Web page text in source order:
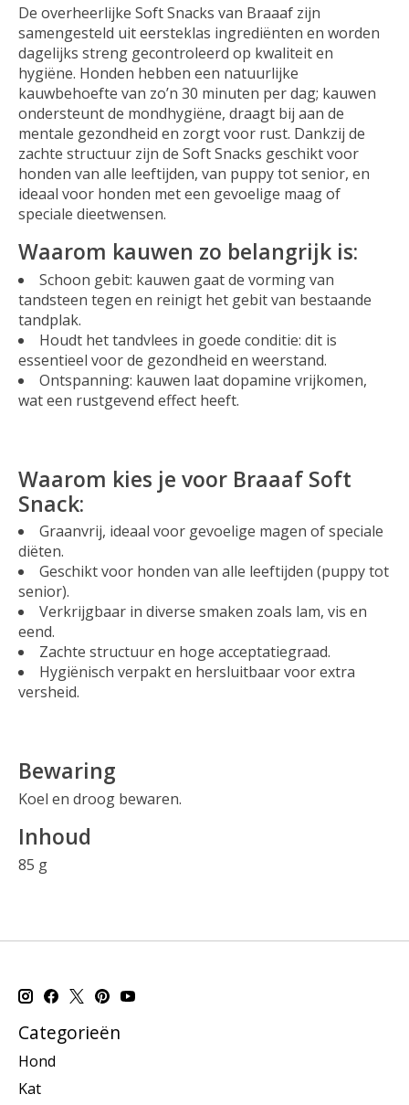
De overheerlijke Soft Snacks van Braaaf zijn
samengesteld uit eersteklas ingrediënten en worden
dagelijks streng gecontroleerd op kwaliteit en
hygiëne. Honden hebben een natuurlijke
kauwbehoefte van zo’n 30 minuten per dag; kauwen
ondersteunt de mondhygiëne, draagt bij aan de
mentale gezondheid en zorgt voor rust. Dankzij de
zachte structuur zijn de Soft Snacks geschikt voor
honden van alle leeftijden, van puppy tot senior, en
ideaal voor honden met een gevoelige maag of
speciale dieetwensen.
Waarom kauwen zo belangrijk is:
Schoon gebit: kauwen gaat de vorming van
tandsteen tegen en reinigt het gebit van bestaande
tandplak.
Houdt het tandvlees in goede conditie: dit is
essentieel voor de gezondheid en weerstand.
Ontspanning: kauwen laat dopamine vrijkomen,
wat een rustgevend effect heeft.
Waarom kies je voor Braaaf Soft
Snack:
Graanvrij, ideaal voor gevoelige magen of speciale
diëten.
Geschikt voor honden van alle leeftijden (puppy tot
senior).
Verkrijgbaar in diverse smaken zoals lam, vis en
eend.
Zachte structuur en hoge acceptatiegraad.
Hygiënisch verpakt en hersluitbaar voor extra
versheid.
Bewaring
Koel en droog bewaren.
Inhoud
85 g
Categorieën
Hond
Kat